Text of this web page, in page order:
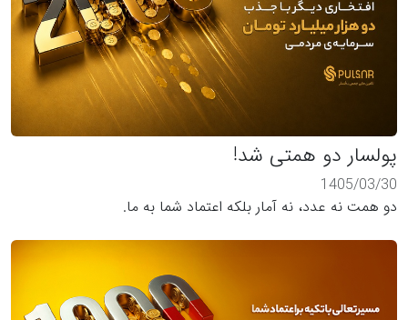
پولسار دو همتی شد!
1405/03/30
دو همت نه عدد، نه آمار بلکه اعتماد شما به ما.